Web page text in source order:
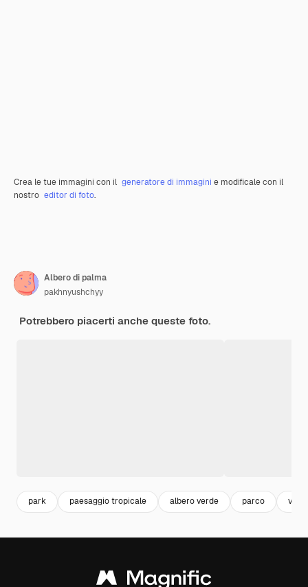
Crea le tue immagini con il generatore di immagini e modificale con il
nostro editor di foto.
Albero di palma
pakhnyushchyy
Potrebbero piacerti anche queste foto.
park paesaggio tropicale albero verde parco